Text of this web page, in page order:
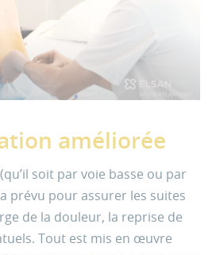
améliorée
soit par voie basse ou par
prévu pour assurer les suites
de la douleur, la reprise de
Tout est mis en œuvre